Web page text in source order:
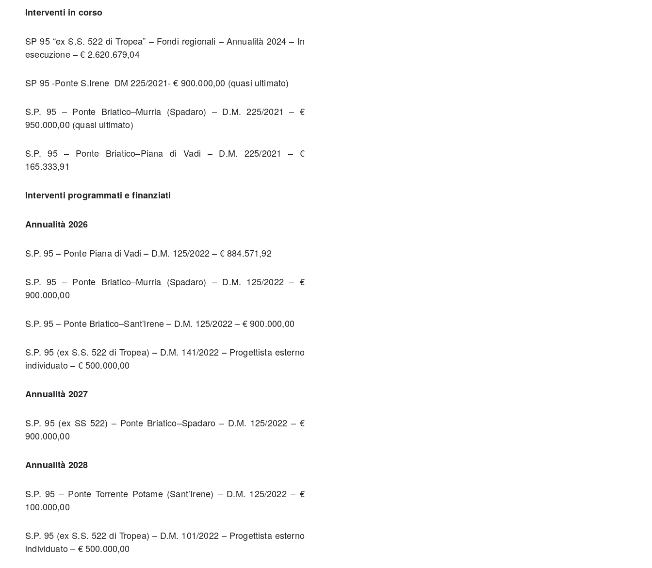
Interventi in corso
SP 95 “ex S.S. 522 di Tropea” – Fondi regionali – Annualità 2024 – In
esecuzione – € 2.620.679,04
SP 95 -Ponte S.Irene DM 225/2021- € 900.000,00 (quasi ultimato)
S.P. 95 – Ponte Briatico–Murria (Spadaro) – D.M. 225/2021 – €
950.000,00 (quasi ultimato)
S.P. 95 – Ponte Briatico–Piana di Vadi – D.M. 225/2021 – €
165.333,91
Interventi programmati e finanziati
Annualità 2026
S.P. 95 – Ponte Piana di Vadi – D.M. 125/2022 – € 884.571,92
S.P. 95 – Ponte Briatico–Murria (Spadaro) – D.M. 125/2022 – €
900.000,00
S.P. 95 – Ponte Briatico–Sant'Irene – D.M. 125/2022 – € 900.000,00
S.P. 95 (ex S.S. 522 di Tropea) – D.M. 141/2022 – Progettista esterno
individuato – € 500.000,00
Annualità 2027
S.P. 95 (ex SS 522) – Ponte Briatico–Spadaro – D.M. 125/2022 – €
900.000,00
Annualità 2028
S.P. 95 – Ponte Torrente Potame (Sant’Irene) – D.M. 125/2022 – €
100.000,00
S.P. 95 (ex S.S. 522 di Tropea) – D.M. 101/2022 – Progettista esterno
individuato – € 500.000,00